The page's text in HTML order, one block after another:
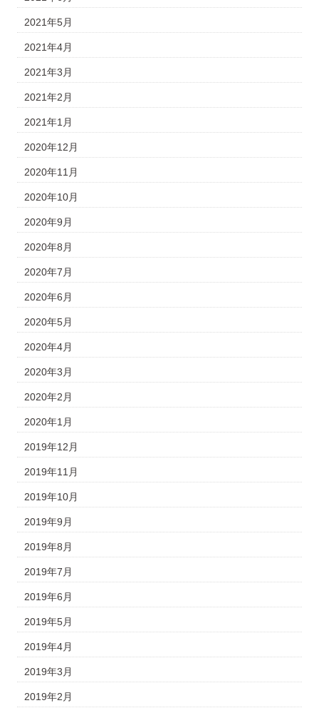
2021年5月
2021年4月
2021年3月
2021年2月
2021年1月
2020年12月
2020年11月
2020年10月
2020年9月
2020年8月
2020年7月
2020年6月
2020年5月
2020年4月
2020年3月
2020年2月
2020年1月
2019年12月
2019年11月
2019年10月
2019年9月
2019年8月
2019年7月
2019年6月
2019年5月
2019年4月
2019年3月
2019年2月